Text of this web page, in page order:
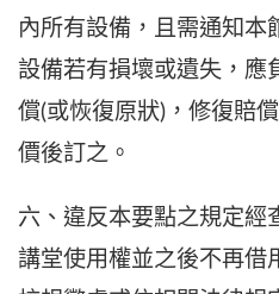
內所有設備，且需通知本
設備若有損壞或遺失，應
償(或恢復原狀)，修復賠
價後訂之。
六、違反本要點之規定經
講堂使用權並之後不再借